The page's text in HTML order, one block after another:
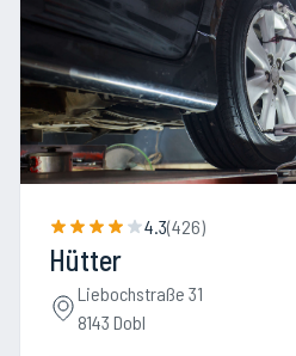
4.3(426)
Hütter
Liebochstraße 31
8143 Dobl